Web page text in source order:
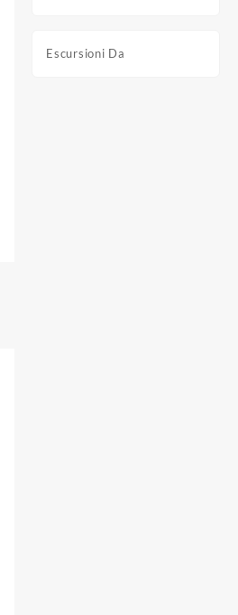
Escursioni Da